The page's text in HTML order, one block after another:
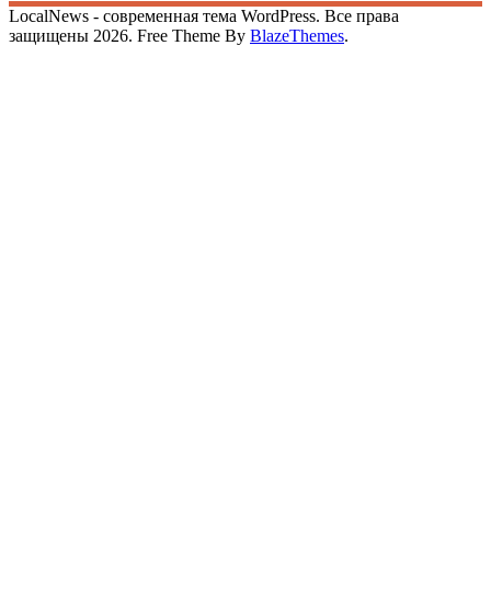
LocalNews - современная тема WordPress. Все права
защищены 2026. Free Theme By BlazeThemes.